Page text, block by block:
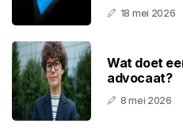
18 mei 2026
Wat doet
advocaat?
8 mei 2026